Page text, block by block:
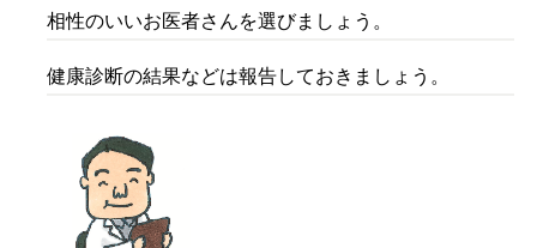
相性のいいお医者さんを選びましょう。
健康診断の結果などは報告しておきましょう。